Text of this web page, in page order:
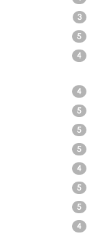
3
5
4
4
5
5
5
4
5
5
4